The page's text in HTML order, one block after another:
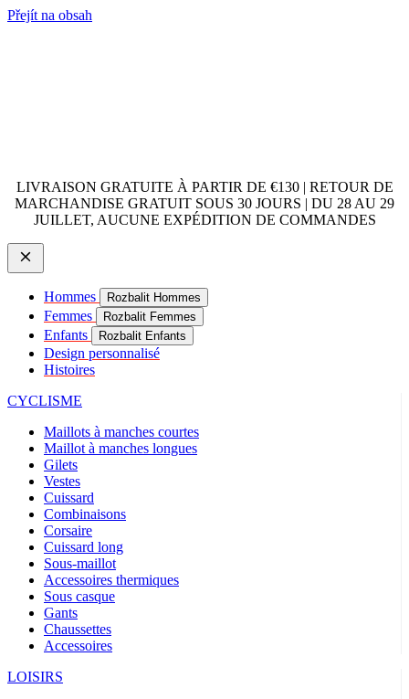
Přejít na obsah
LIVRAISON GRATUITE À PARTIR DE €130 | RETOUR DE
MARCHANDISE GRATUIT SOUS 30 JOURS | DU 28 AU 29
JUILLET, AUCUNE EXPÉDITION DE COMMANDES
Hommes Rozbalit Hommes
Femmes Rozbalit Femmes
Enfants Rozbalit Enfants
Design personnalisé
Histoires
CYCLISME
Maillots à manches courtes
Maillot à manches longues
Gilets
Vestes
Cuissard
Combinaisons
Corsaire
Cuissard long
Sous-maillot
Accessoires thermiques
Sous casque
Gants
Chaussettes
Accessoires
LOISIRS